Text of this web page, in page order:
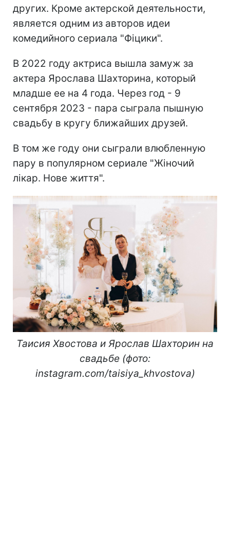
других. Кроме актерской деятельности,
является одним из авторов идеи
комедийного сериала "Фіцики".
В 2022 году актриса вышла замуж за
актера Ярослава Шахторина, который
младше ее на 4 года. Через год - 9
сентября 2023 - пара сыграла пышную
свадьбу в кругу ближайших друзей.
В том же году они сыграли влюбленную
пару в популярном сериале "Жіночий
лікар. Нове життя".
Таисия Хвостова и Ярослав Шахторин на
свадьбе (фото:
instagram.com/taisiya_khvostova)